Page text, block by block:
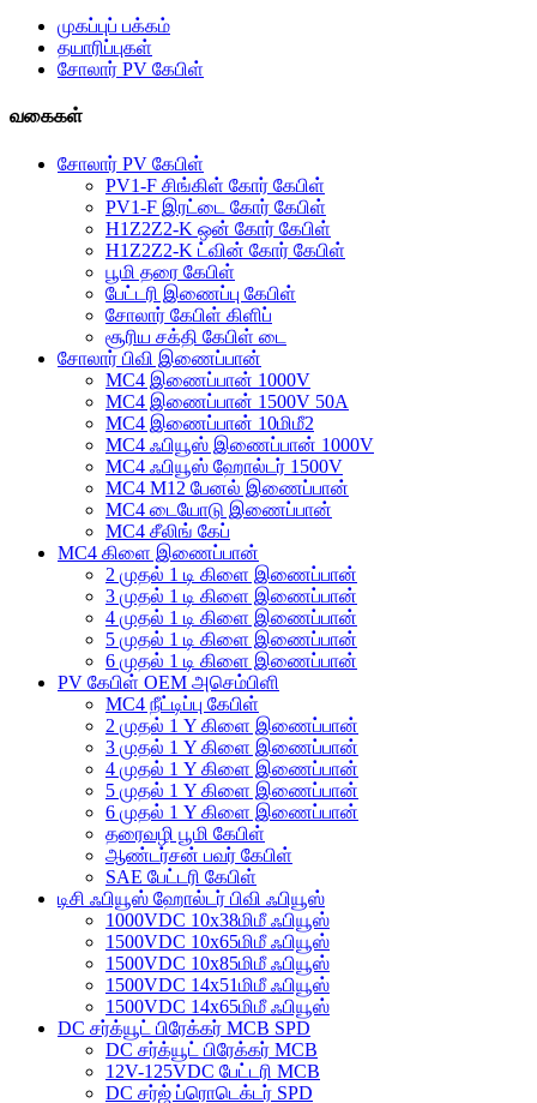
முகப்புப் பக்கம்
தயாரிப்புகள்
சோலார் PV கேபிள்
வகைகள்
சோலார் PV கேபிள்
PV1-F சிங்கிள் கோர் கேபிள்
PV1-F இரட்டை கோர் கேபிள்
H1Z2Z2-K ஒன் கோர் கேபிள்
H1Z2Z2-K ட்வின் கோர் கேபிள்
பூமி தரை கேபிள்
பேட்டரி இணைப்பு கேபிள்
சோலார் கேபிள் கிளிப்
சூரிய சக்தி கேபிள் டை
சோலார் பிவி இணைப்பான்
MC4 இணைப்பான் 1000V
MC4 இணைப்பான் 1500V 50A
MC4 இணைப்பான் 10மிமீ2
MC4 ஃபியூஸ் இணைப்பான் 1000V
MC4 ஃபியூஸ் ஹோல்டர் 1500V
MC4 M12 பேனல் இணைப்பான்
MC4 டையோடு இணைப்பான்
MC4 சீலிங் கேப்
MC4 கிளை இணைப்பான்
2 முதல் 1 டி கிளை இணைப்பான்
3 முதல் 1 டி கிளை இணைப்பான்
4 முதல் 1 டி கிளை இணைப்பான்
5 முதல் 1 டி கிளை இணைப்பான்
6 முதல் 1 டி கிளை இணைப்பான்
PV கேபிள் OEM அசெம்பிளி
MC4 நீட்டிப்பு கேபிள்
2 முதல் 1 Y கிளை இணைப்பான்
3 முதல் 1 Y கிளை இணைப்பான்
4 முதல் 1 Y கிளை இணைப்பான்
5 முதல் 1 Y கிளை இணைப்பான்
6 முதல் 1 Y கிளை இணைப்பான்
தரைவழி பூமி கேபிள்
ஆண்டர்சன் பவர் கேபிள்
SAE பேட்டரி கேபிள்
டிசி ஃபியூஸ் ஹோல்டர் பிவி ஃபியூஸ்
1000VDC 10x38மிமீ ஃபியூஸ்
1500VDC 10x65மிமீ ஃபியூஸ்
1500VDC 10x85மிமீ ஃபியூஸ்
1500VDC 14x51மிமீ ஃபியூஸ்
1500VDC 14x65மிமீ ஃபியூஸ்
DC சர்க்யூட் பிரேக்கர் MCB SPD
DC சர்க்யூட் பிரேக்கர் MCB
12V-125VDC பேட்டரி MCB
DC சர்ஜ் ப்ரொடெக்டர் SPD